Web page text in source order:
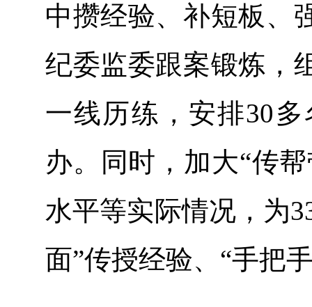
中攒经验、补短板、
纪委监委跟案锻炼，
一线历练，安排30
办。同时，加大“传
水平等实际情况，为
面”传授经验、“手把